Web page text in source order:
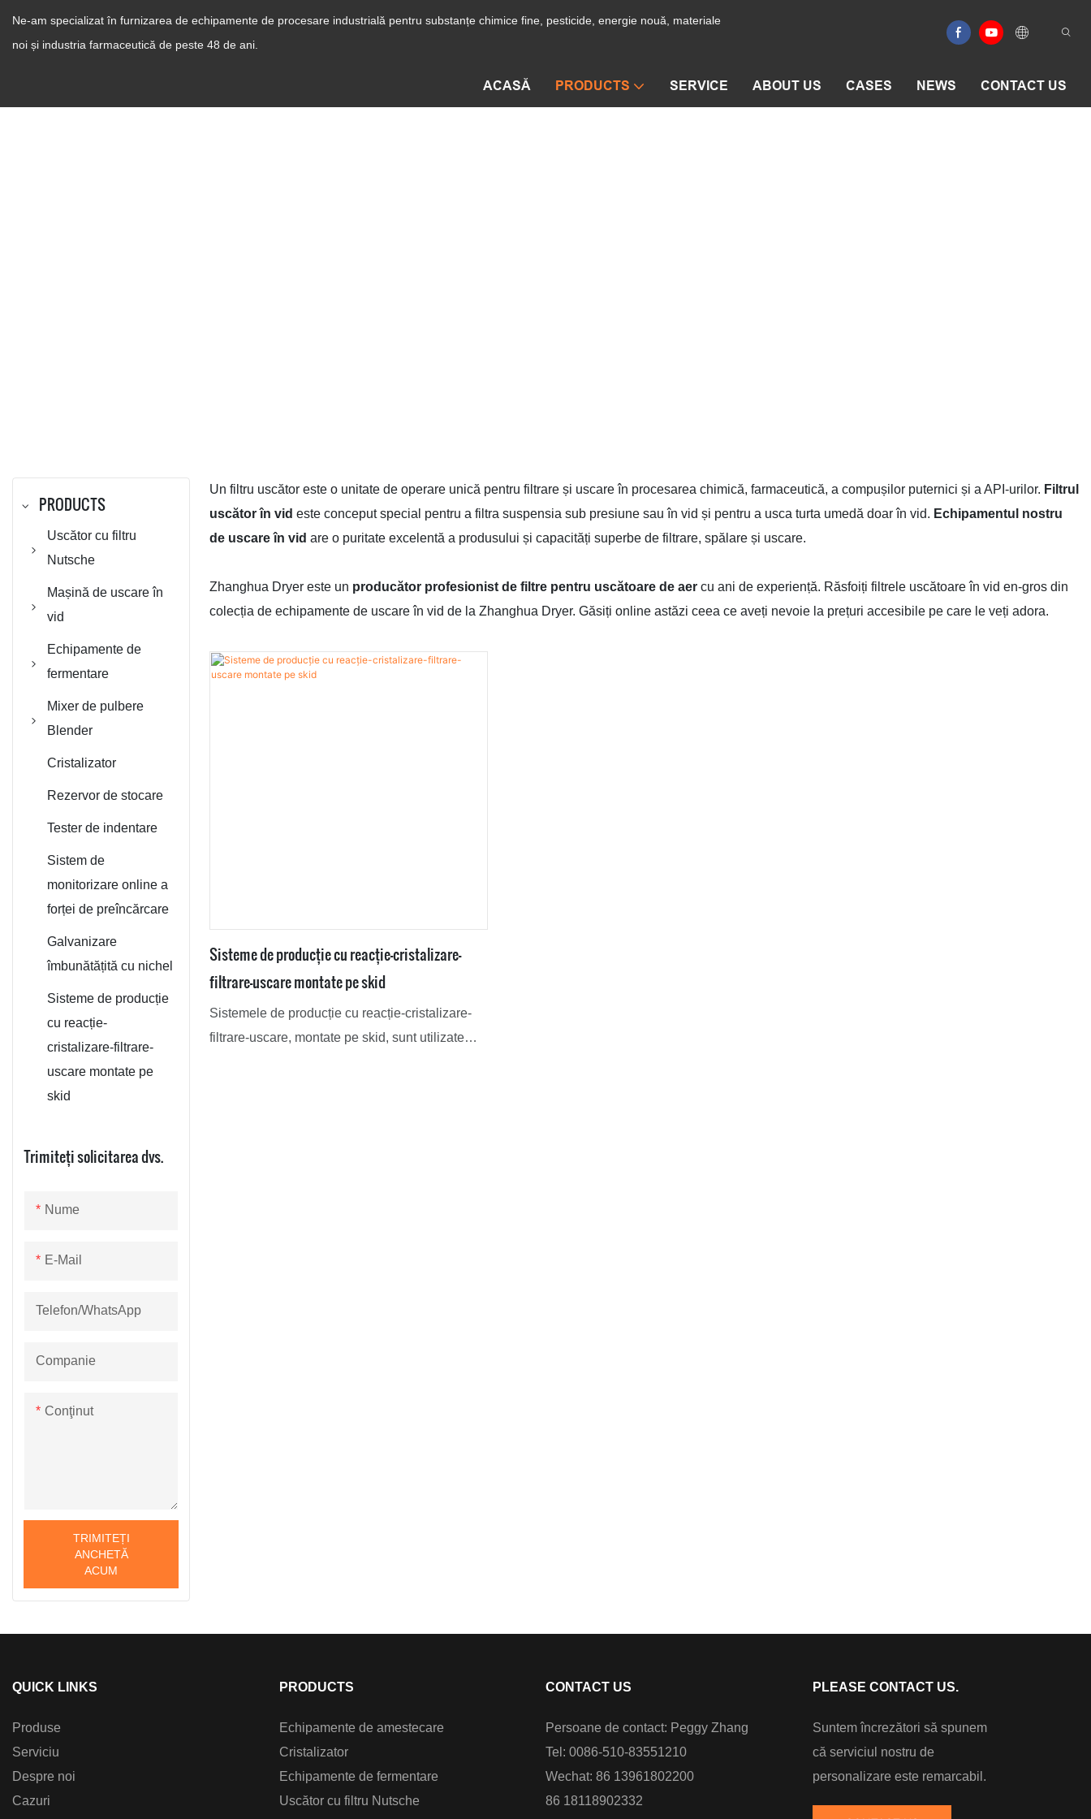
Ne-am specializat în furnizarea de echipamente de procesare industrială pentru substanțe chimice fine, pesticide, energie nouă, materiale
noi și industria farmaceutică de peste 48 de ani.
ACASĂ PRODUCTS SERVICE ABOUT US CASES NEWS CONTACT US
PRODUCTS
Uscător cu filtru
Nutsche
Filtru Nutsche
agitat
Uscător cu filtru
Nutsche agitat /
Mașină de uscare în
vid
Uscător rotativ cu
vid cu con dublu
Uscător cu flux de
aer
Uscător industrial
Evaporator cu film
Echipamente de
fermentare
Reactor cu cazan
de reacție / reactor
Mixer de pulbere
Blender
Mixer tip V
Mixer cu șurub
Cristalizator
Rezervor de stocare
Tester de indentare
Sistem de
monitorizare online a
forței de preîncărcare
Galvanizare
îmbunătățită cu nichel
Sisteme de producție
cu reacție-
cristalizare-filtrare-
uscare montate pe
skid
Trimiteți solicitarea dvs.
Nume
E-Mail
Telefon/WhatsApp
Companie
Conţinut
TRIMITEȚI
ANCHETĂ
ACUM
Un filtru uscător este o unitate de operare unică pentru filtrare și uscare în procesarea chimică, farmaceutică, a compușilor puternici și a API-urilor. Filtrul
uscător în vid este conceput special pentru a filtra suspensia sub presiune sau în vid și pentru a usca turta umedă doar în vid. Echipamentul nostru
de uscare în vid are o puritate excelentă a produsului și capacități superbe de filtrare, spălare și uscare.
Zhanghua Dryer este un producător profesionist de filtre pentru uscătoare de aer cu ani de experiență. Răsfoiți filtrele uscătoare în vid en-gros din
colecția de echipamente de uscare în vid de la Zhanghua Dryer. Găsiți online astăzi ceea ce aveți nevoie la prețuri accesibile pe care le veți adora.
Sisteme de producție cu reacție-cristalizare-
filtrare-uscare montate pe skid
Sistemele de producție cu reacție-cristalizare-
filtrare-uscare, montate pe skid, sunt utilizate
QUICK LINKS
Produse
Serviciu
Despre noi
Cazuri
PRODUCTS
Echipamente de amestecare
Cristalizator
Echipamente de fermentare
Uscător cu filtru Nutsche
CONTACT US
Persoane de contact: Peggy Zhang
Tel: 0086-510-83551210
Wechat: 86 13961802200
86 18118902332
PLEASE CONTACT US.
Suntem încrezători să spunem
că serviciul nostru de
personalizare este remarcabil.